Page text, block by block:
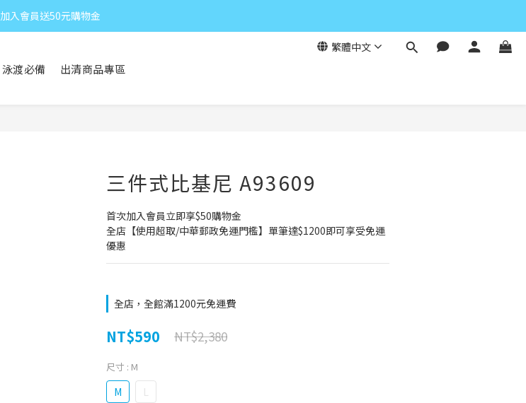
加入會員送50元購物金
繁體中文
泳渡必備 出清商品專區
三件式比基尼 A93609
首次加入會員立即享$50購物金
全店【使用超取/中華郵政免運門檻】單筆達$1200即可享受免運
優惠
全店，全館滿1200元免運費
NT$590 NT$2,380
尺寸 : M
M L